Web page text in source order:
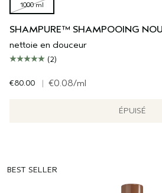
1000 ml
SHAMPURE™ SHAMPOOING
nettoie en douceur
(2)
€80.00 | €0.08/ml
ÉPUISÉ
BEST SELLER